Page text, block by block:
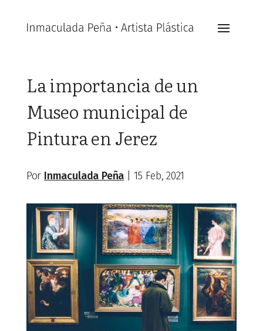
La importancia de un
Museo municipal de
Pintura en Jerez
Por Inmaculada Peña 15 Feb, 2021